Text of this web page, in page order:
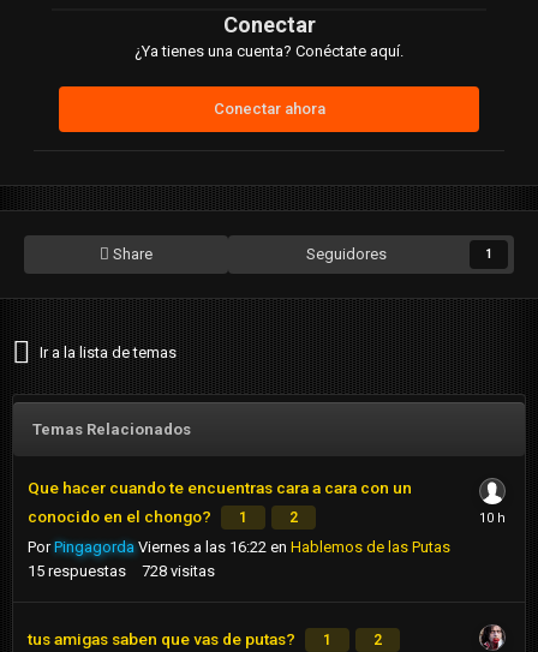
Conectar
¿Ya tienes una cuenta? Conéctate aquí.
Conectar ahora
Share Seguidores 1
Ir a la lista de temas
Temas Relacionados
Que hacer cuando te encuentras cara a cara con un
conocido en el chongo?
1 2
PorPingagorda Viernes a las 16:22 en Hablemos de las Putas
15 respuestas 728 visitas
tus amigas saben que vas de putas? 1 2